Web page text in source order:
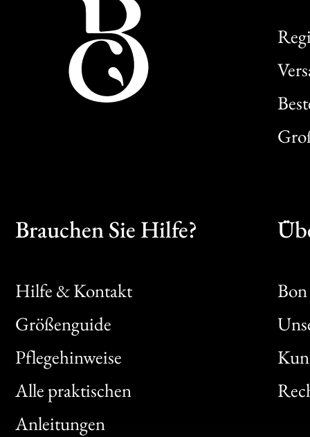
Brauchen Sie Hilfe?
Hilfe & Kontakt
Größenguide
Pflegehinweise
Alle praktischen
Anleitungen
Bon
Clic